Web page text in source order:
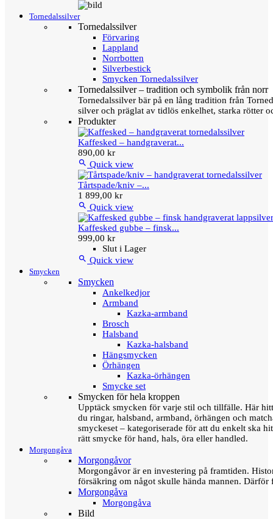
Tornedalssilver
Tornedalssilver
Förvaring
Lappland
Norrbotten
Silverbestick
Smycken Tornedalssilver
Tornedalssilver – tradition och symbolik från norr
Tornedalssilver bär på en lång tradition från
silver och präglat av tidlös enkelhet, starka rötter
Produkter
Kaffesked – handgraverat...
890,00 kr
 Quick view
Tårtspade/kniv –...
1 899,00 kr
 Quick view
Kaffesked gubbe – finsk...
999,00 kr
Slut i Lager
 Quick view
Smycken
Smycken
Ankelkedjor
Armband
Kazka-armband
Brosch
Halsband
Kazka-halsband
Hängsmycken
Örhängen
Kazka-örhängen
Smycke set
Smycken för hela kroppen
Upptäck smycken för varje stil och tillfälle. Här
du ringar, halsband, armband, örhängen och
smyckeset – kategoriserade för att du enkelt ska
rätt smycke för hand, hals, öra eller handled.
Morgongåva
Morgongåvor
Morgongåvor är en investering på framtiden.
försäkring om något skulle hända mannen.
Morgongåva
Morgongåva
Bild